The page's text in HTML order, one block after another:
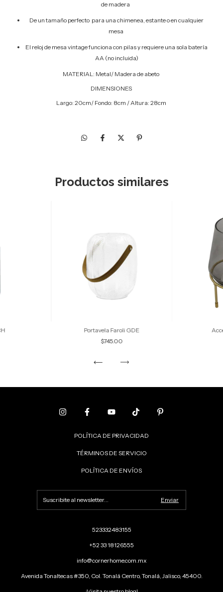
de madera
De un tamaño perfecto para una chimenea, estante o en cualquier
mesa
El reloj de mesa vintage funciona con pilas y requiere una sola batería
AA (no incluida)
MATERIAL: Metal/ Madera de abeto
DIMENSIONES
Largo: 20cm/ Fondo: 8cm / Altura: 28cm
Productos similares
Portavela Faroli GDE
$745.00
POLÍTICA DE PRIVACIDAD
TÉRMINOS DE SERVICIO
POLÍTICA DE ENVÍOS
523332483155
+52 33 18126555
info@cornerhome.com.mx
Avenida Tonaltecas #350, Col. Tonalá Centro, Tonalá, Jalisco, 45400.